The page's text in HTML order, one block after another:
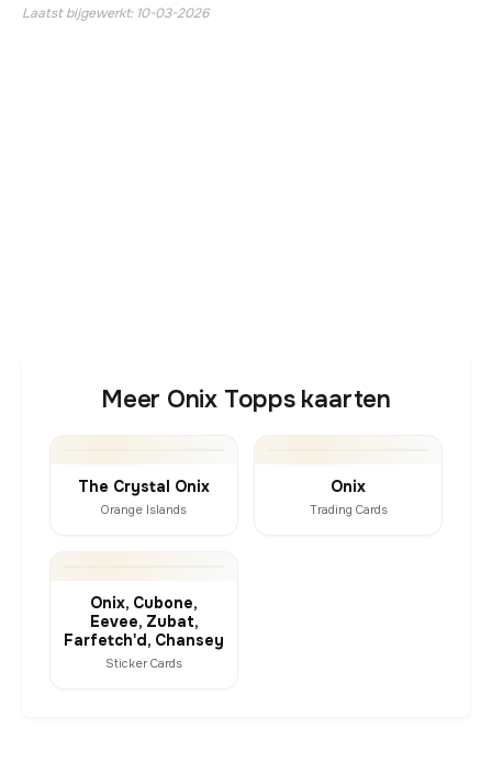
Laatst bijgewerkt: 10-03-2026
Meer Onix Topps kaarten
The Crystal Onix
Orange Islands
Onix
Trading Cards
Onix, Cubone,
Eevee, Zubat,
Farfetch'd, Chansey
Sticker Cards